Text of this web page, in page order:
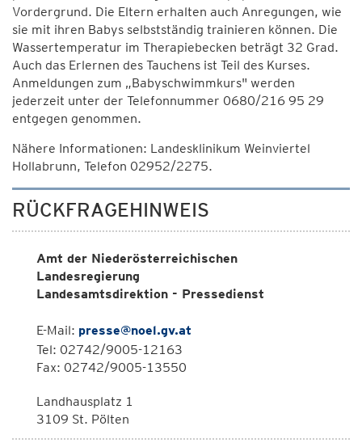
Vordergrund. Die Eltern erhalten auch Anregungen, wie
sie mit ihren Babys selbstständig trainieren können. Die
Wassertemperatur im Therapiebecken beträgt 32 Grad.
Auch das Erlernen des Tauchens ist Teil des Kurses.
Anmeldungen zum „Babyschwimmkurs" werden
jederzeit unter der Telefonnummer 0680/216 95 29
entgegen genommen.
Nähere Informationen: Landesklinikum Weinviertel
Hollabrunn, Telefon 02952/2275.
RÜCKFRAGEHINWEIS
Amt der Niederösterreichischen
Landesregierung
Landesamtsdirektion - Pressedienst
E-Mail: presse@noel.gv.at
Tel: 02742/9005-12163
Fax: 02742/9005-13550
Landhausplatz 1
3109 St. Pölten